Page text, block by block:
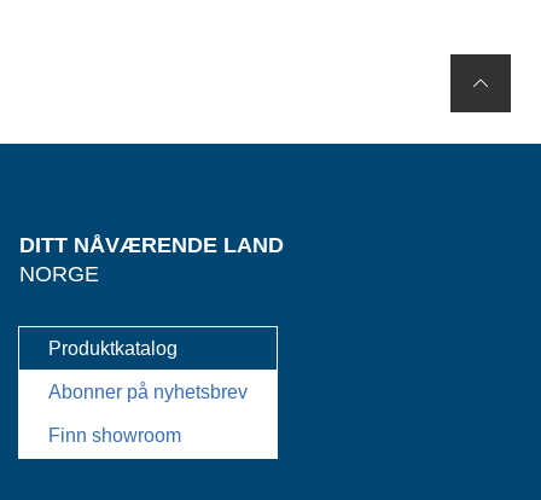
DITT NÅVÆRENDE LAND
NORGE
Produktkatalog
Abonner på nyhetsbrev
Finn showroom